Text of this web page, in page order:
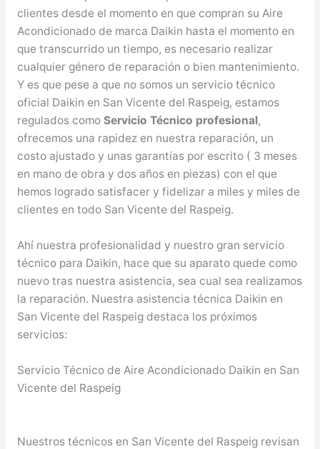
clientes desde el momento en que compran su Aire
Acondicionado de marca Daikin hasta el momento en
que transcurrido un tiempo, es necesario realizar
cualquier género de reparación o bien mantenimiento.
Y es que pese a que no somos un servicio técnico
oficial Daikin en San Vicente del Raspeig, estamos
regulados como Servicio Técnico profesional,
ofrecemos una rapidez en nuestra reparación, un
costo ajustado y unas garantías por escrito ( 3 meses
en mano de obra y dos años en piezas) con el que
hemos logrado satisfacer y fidelizar a miles y miles de
clientes en todo San Vicente del Raspeig.
Ahí nuestra profesionalidad y nuestro gran servicio
técnico para Daikin, hace que su aparato quede como
nuevo tras nuestra asistencia, sea cual sea realizamos
la reparación. Nuestra asistencia técnica Daikin en
San Vicente del Raspeig destaca los próximos
servicios:
Servicio Técnico de Aire Acondicionado Daikin en San
Vicente del Raspeig
Nuestros técnicos en San Vicente del Raspeig revisan